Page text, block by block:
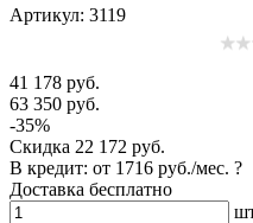
Артикул: 3119
41 178 руб.
63 350 руб.
-35%
Скидка 22 172 руб.
В кредит: от 1716 руб./мес. ?
Доставка бесплатно